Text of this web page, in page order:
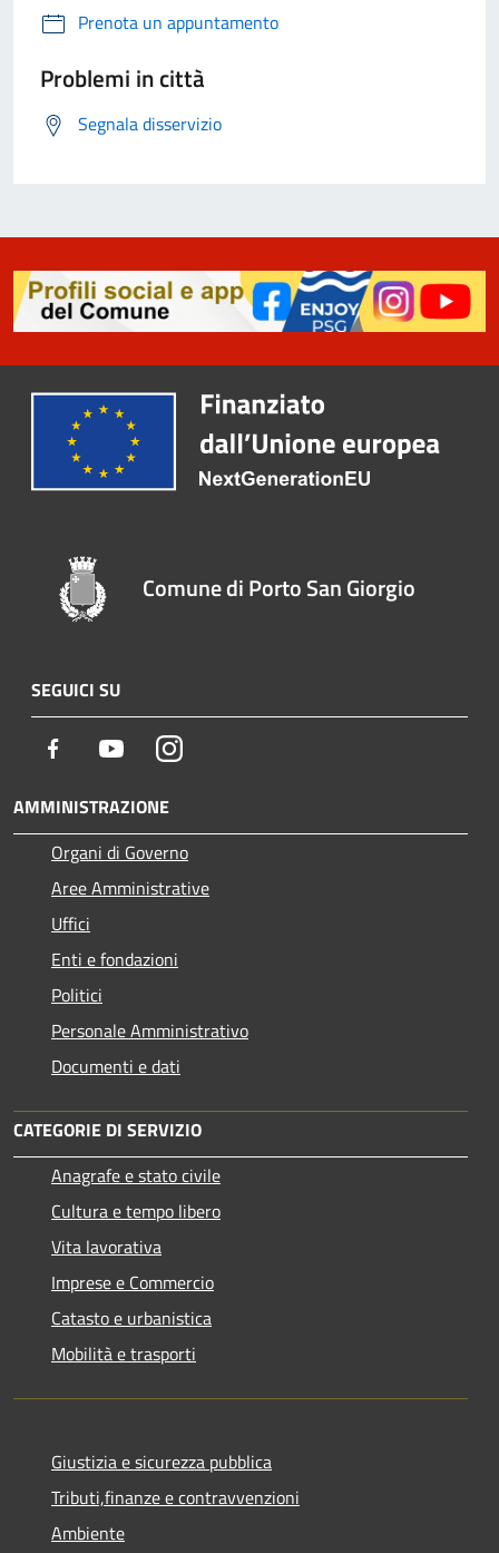
Prenota un appuntamento
Problemi in città
Segnala disservizio
Comune di Porto San Giorgio
SEGUICI SU
Facebook YoutubeInstagram
AMMINISTRAZIONE
Organi di Governo
Aree Amministrative
Uffici
Enti e fondazioni
Politici
Personale Amministrativo
Documenti e dati
CATEGORIE DI SERVIZIO
Anagrafe e stato civile
Cultura e tempo libero
Vita lavorativa
Imprese e Commercio
Catasto e urbanistica
Mobilità e trasporti
Giustizia e sicurezza pubblica
Tributi,finanze e contravvenzioni
Ambiente